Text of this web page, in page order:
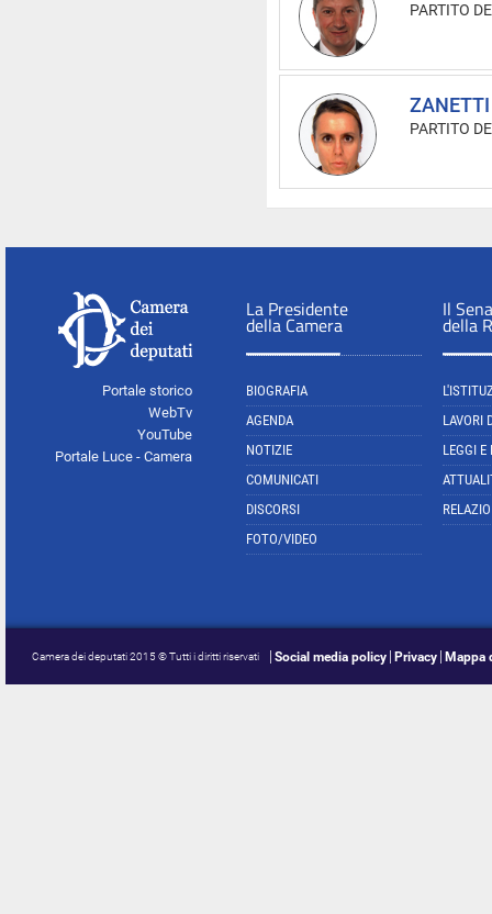
PARTITO
PARTITO
Portale storico
WebTv
YouTube
Portale Luce - Camera
La Presidente
della Camera
BIOGRAFIA
AGENDA
NOTIZIE
COMUNICATI
DISCORSI
FOTO/VIDEO
Il
della
LAVORI
LEGGI E
Camera dei deputati 2015 © Tutti i diritti riservati Social media policy Privacy Mappa